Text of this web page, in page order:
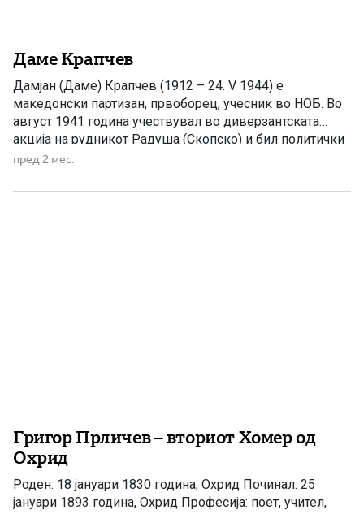
Даме Крапчев
Дамјан (Даме) Крапчев (1912 – 24. V 1944) е
македонски партизан, првоборец, учесник во НОБ. Во
август 1941 година учествувал во диверзантската
акција на рудникот Радуша (Скопско) и бил политички
комесар на Првиот скопски НОПО. Загинал во борба
на 2 февруари 1912 во село Ивањица, Србија, […]
пред 2 мес.
Григор Прличев – вториот Хомер од
Охрид
Роден: 18 јануари 1830 година, Охрид Починал: 25
јануари 1893 година, Охрид Професија: поет, учител,